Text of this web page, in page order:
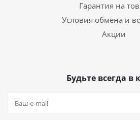
Гарантия на
Условия обмена и
Акции
Будьте всегда в